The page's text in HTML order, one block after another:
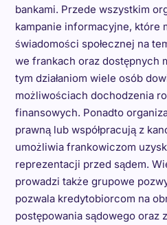
bankami. Przede wszystkim
kampanie informacyjne, które
świadomości społecznej na
we frankach oraz dostępnych
tym działaniom wiele osób
możliwościach dochodzenia
finansowych. Ponadto
prawną lub współpracują z
umożliwia frankowiczom
reprezentacji przed sądem.
prowadzi także grupowe
pozwala kredytobiorcom na
postępowania sądowego oraz